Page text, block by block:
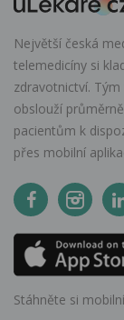
Největší česká
telemedicíny si
zdravotnictví.
obslouží
pacientům k
přes mobilní
Stáhněte si